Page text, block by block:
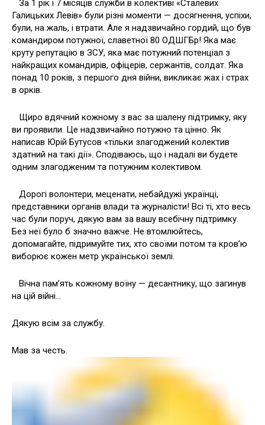
За 1 рік і 7 місяців служби в колективі «Сталевих
Галицьких Левів» були різні моменти — досягнення, успіхи,
були, на жаль, і втрати. Але я надзвичайно гордий, що був
командиром потужної, славетної 80 ОДШГБр! Яка має
круту репутацію в ЗСУ, яка має потужний потенціал з
найкращих командирів, офіцерів, сержантів, солдат. Яка
понад 10 років, з першого дня війни, викликає жах і страх
в орків.
Щиро вдячний кожному з вас за шалену підтримку, яку
ви проявили. Це надзвичайно потужно та цінно. Як
написав Юрій Бутусов «тільки злагоджений колектив
здатний на такі дії». Сподіваюсь, що і надалі ви будете
одним злагодженим та потужним колективом.
Дорогі волонтери, меценати, небайдужі українці,
представники органів влади та журналісти! Всі ті, хто весь
час були поруч, дякую вам за вашу всебічну підтримку.
Без неї було б значно важче. Не втомлюйтесь,
допомагайте, підримуйте тих, хто своїми потом та кровʼю
виборює кожен метр української землі.
Вічна памʼять кожному воїну — десантнику, що загинув
на цій війні…
Дякую всім за службу.
Мав за честь.